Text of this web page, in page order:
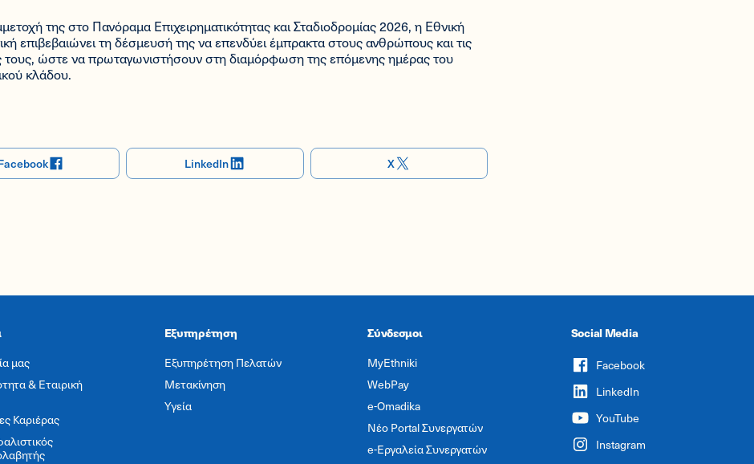
της στο Πανόραμα Επιχειρηματικότητας και Σταδιοδρομίας 2026, η Εθνική
επιβεβαιώνει τη δέσμευσή της να επενδύει έμπρακτα στους ανθρώπους και τις
τους, ώστε να πρωταγωνιστήσουν στη διαμόρφωση της επόμενης ημέρας του
κλάδου.
LinkedIn X
μας
& Εταιρική
Καριέρας
Εξυπηρέτηση
Εξυπηρέτηση Πελατών
Μετακίνηση
Υγεία
Σύνδεσμοι
MyEthniki
WebPay
e-Omadika
Νέο Portal Συνεργατών
e-Εργαλεία Συνεργατών
Social Media
Facebook
LinkedIn
YouTube
Instagram